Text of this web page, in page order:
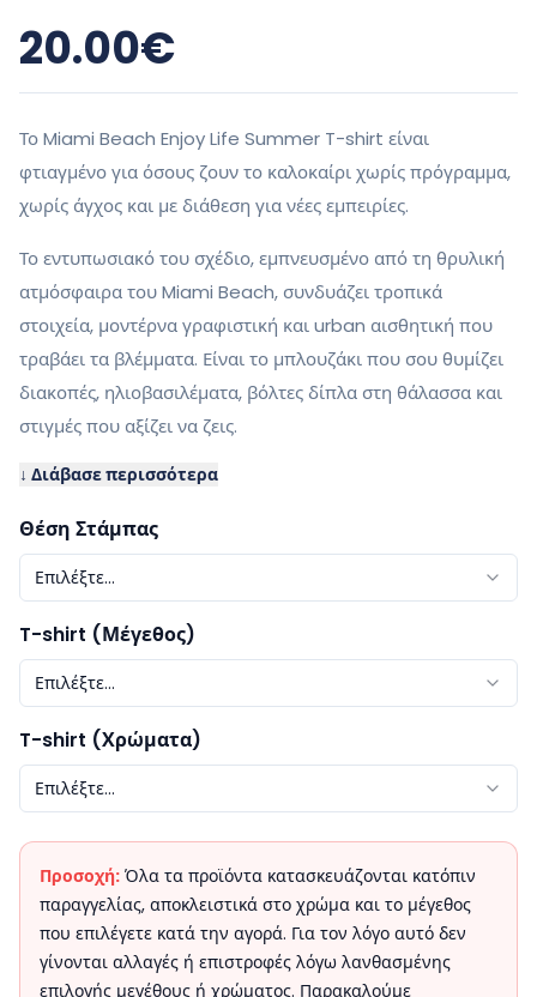
20.00€
Το Miami Beach Enjoy Life Summer T-shirt είναι
φτιαγμένο για όσους ζουν το καλοκαίρι χωρίς πρόγραμμα,
χωρίς άγχος και με διάθεση για νέες εμπειρίες.
Το εντυπωσιακό του σχέδιο, εμπνευσμένο από τη θρυλική
ατμόσφαιρα του Miami Beach, συνδυάζει τροπικά
στοιχεία, μοντέρνα γραφιστική και urban αισθητική που
τραβάει τα βλέμματα. Είναι το μπλουζάκι που σου θυμίζει
διακοπές, ηλιοβασιλέματα, βόλτες δίπλα στη θάλασσα και
στιγμές που αξίζει να ζεις.
↓ Διάβασε περισσότερα
Θέση Στάμπας
Επιλέξτε...
T-shirt (Μέγεθος)
Επιλέξτε...
T-shirt (Χρώματα)
Επιλέξτε...
Προσοχή: Όλα τα προϊόντα κατασκευάζονται κατόπιν
παραγγελίας, αποκλειστικά στο χρώμα και το μέγεθος
που επιλέγετε κατά την αγορά. Για τον λόγο αυτό δεν
γίνονται αλλαγές ή επιστροφές λόγω λανθασμένης
επιλογής μεγέθους ή χρώματος. Παρακαλούμε